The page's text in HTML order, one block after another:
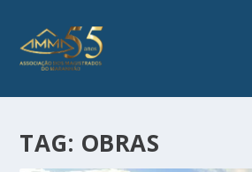
TAG: OBRAS